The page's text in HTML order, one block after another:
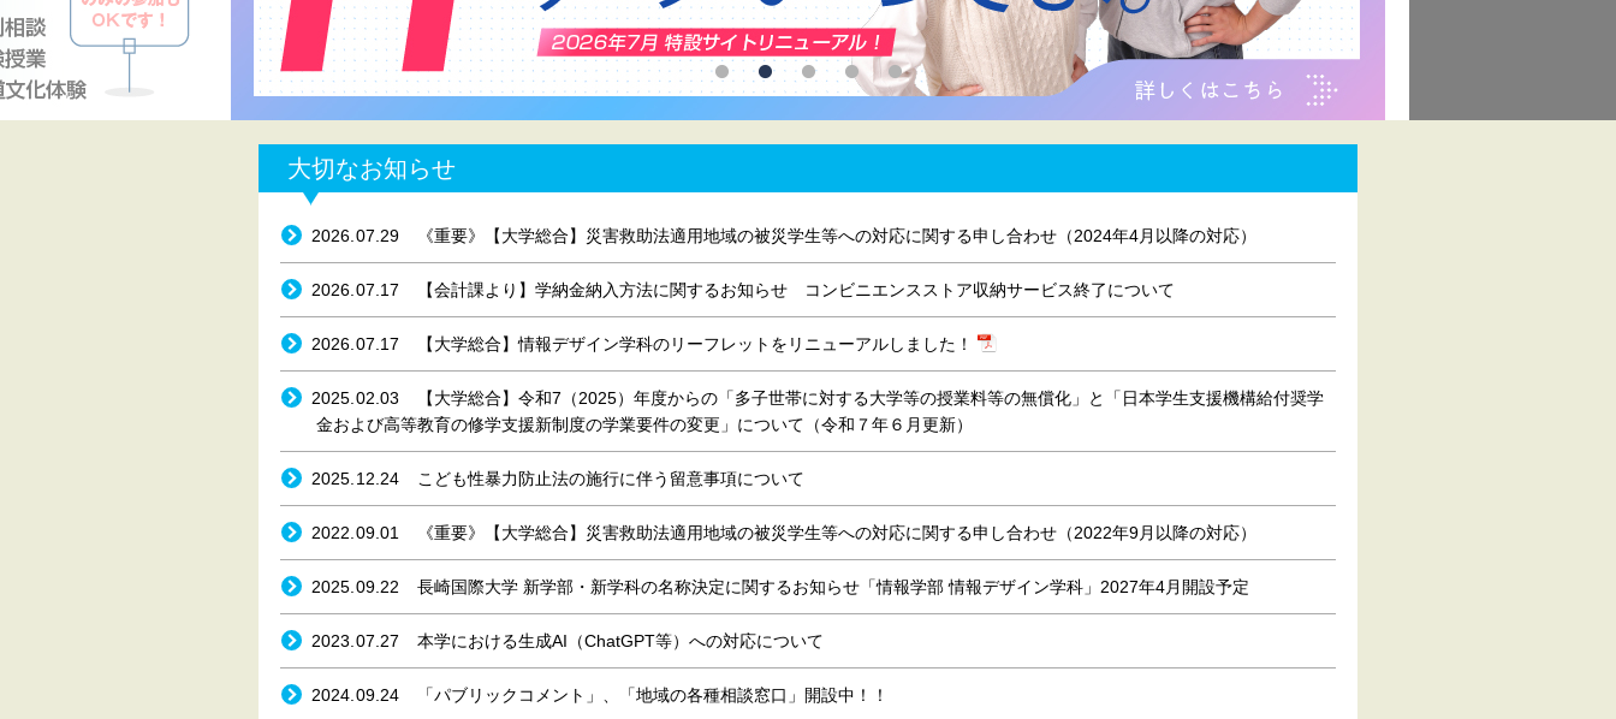
大切なお知らせ
2026.07.29 《重要》【大学総合】災害救助法適用地域の被災学生等への対応に関する申し合わせ（2024年4月以降の対応）
2026.07.17 【会計課より】学納金納入方法に関するお知らせ コンビニエンスストア収納サービス終了について
2026.07.17 【大学総合】情報デザイン学科のリーフレットをリニューアルしました！
2025.02.03
【大学総合】令和7（2025）年度からの「多子世帯に対する大学等の授業料等の無償化」と「日本学生支援機構給付奨学
金および高等教育の修学支援新制度の学業要件の変更」について（令和７年６月更新）
2025.12.24 こども性暴力防止法の施行に伴う留意事項について
2022.09.01 《重要》【大学総合】災害救助法適用地域の被災学生等への対応に関する申し合わせ（2022年9月以降の対応）
2025.09.22 長崎国際大学 新学部・新学科の名称決定に関するお知らせ「情報学部 情報デザイン学科」2027年4月開設予定
2023.07.27 本学における生成AI（ChatGPT等）への対応について
2024.09.24 「パブリックコメント」、「地域の各種相談窓口」開設中！！